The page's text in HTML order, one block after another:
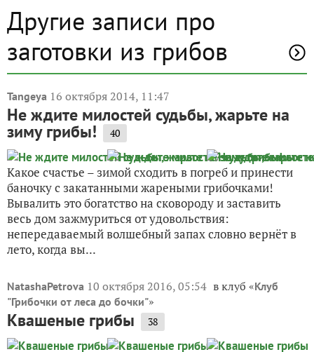
Другие записи про
заготовки из грибов
Tangeya 16 октября 2014, 11:47
Не ждите милостей судьбы, жарьте на
зиму грибы! 40
Какое счастье – зимой сходить в погреб и принести
баночку с закатанными жареными грибочками!
Вывалить это богатство на сковороду и заставить
весь дом зажмуриться от удовольствия:
непередаваемый волшебный запах словно вернёт в
лето, когда вы...
NatashaPetrova 10 октября 2016, 05:54 в клуб «Клуб
"Грибочки от леса до бочки"»
Квашеные грибы 38